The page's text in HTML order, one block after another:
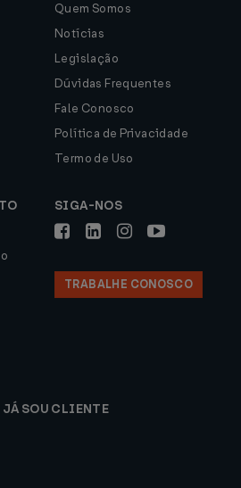
Quem Somos
Notícias
Legislação
Dúvidas Frequentes
Fale Conosco
Política de Privacidade
Termo de Uso
SIGA-NOS
TRABALHE CONOSCO
JÁ SOU CLIENTE